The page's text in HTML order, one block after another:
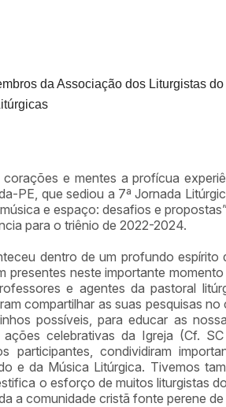
da Associação dos Liturgistas
e mentes a profícua
PE, que sediou a 7ª Jornada
e espaço: desafios e
para o triênio de 2022-2024.
dentro de um profundo
presentes neste importante
e agentes da pastoral
compartilhar as suas pesquisas
possíveis, para educar as
celebrativas da Igreja (Cf.
participantes, condividiram
e da Música Litúrgica. Tivemos
o esforço de muitos liturgistas
a comunidade cristã fonte perene de